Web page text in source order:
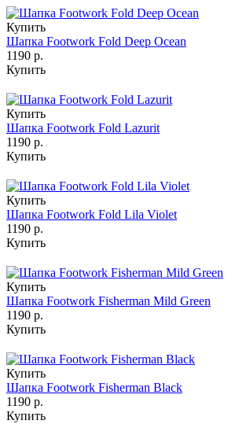
Купить
Шапка Footwork Fold Deep Ocean
1190 р.
Купить
Купить
Шапка Footwork Fold Lazurit
1190 р.
Купить
Купить
Шапка Footwork Fold Lila Violet
1190 р.
Купить
Купить
Шапка Footwork Fisherman Mild Green
1190 р.
Купить
Купить
Шапка Footwork Fisherman Black
1190 р.
Купить